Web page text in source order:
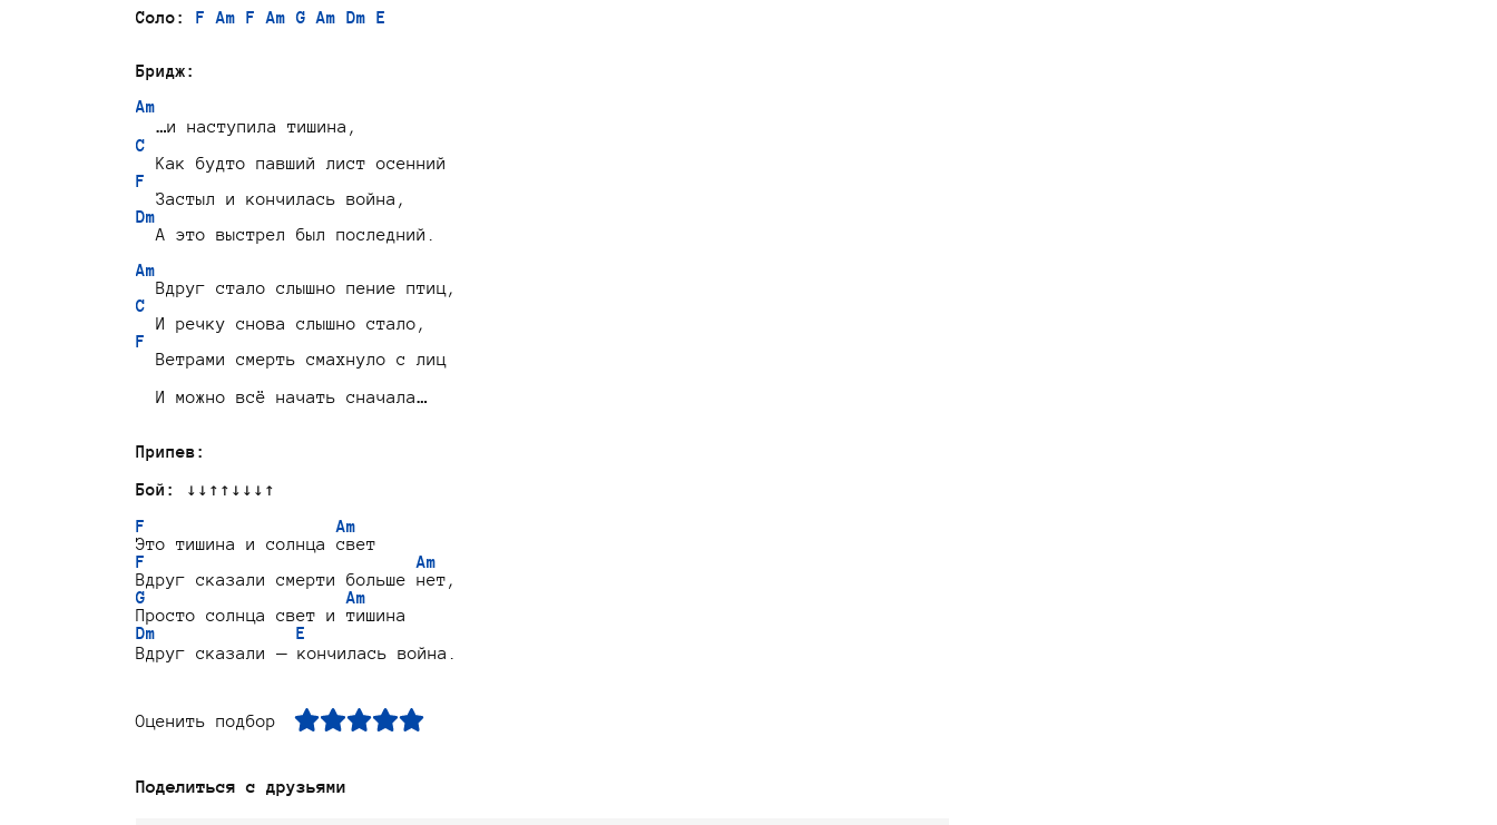
Соло: F Am F Am G Am Dm E
Бридж:
Am
C
F
Dm
  А это выстрел был последний.
Am
C
F
  Ветрами смерть смахнуло с лиц
  И можно всё начать сначала…
Припев:
Бой: ↓↓↑↑↓↓↓↑
F                   Am
F                           Am
G                    Am
Dm              E
Оценить подбор
Поделиться с друзьями